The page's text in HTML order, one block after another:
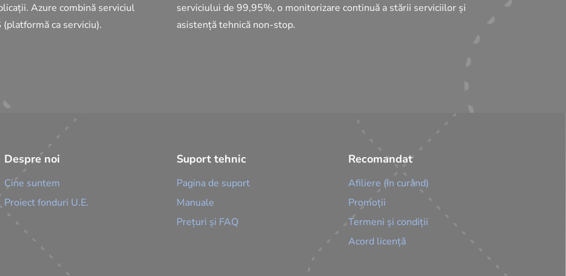
Azure combină serviciul
(platformă ca serviciu).
serviciului de 99,95%, o monitorizare continuă a stării serviciilor și
asistență tehnică non-stop.
Despre noi
Cine suntem
Proiect fonduri U.E.
Suport tehnic
Pagina de suport
Manuale
Prețuri și FAQ
Recomandat
Afiliere (în curând)
Promoții
Termeni și condiții
Acord licență